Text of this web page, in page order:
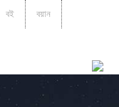
বই বয়ান